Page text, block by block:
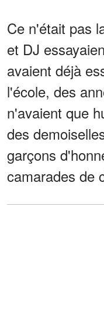
Ce n'était pas
et DJ
avaient déjà
l'école, des
n'avaient que
des
garçons
camarades de